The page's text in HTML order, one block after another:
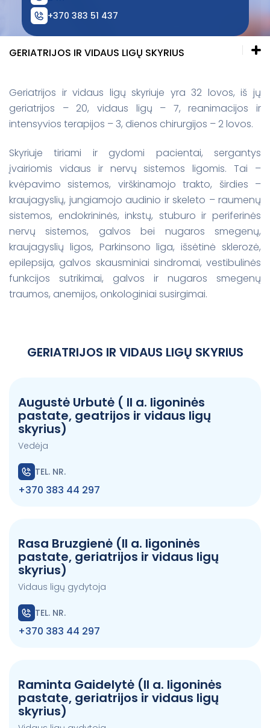
Ankstyvosios pagalbos teikimas
Fizinės medicinos ir reabilitacijos skyrius
Dantų protezavimo kabinetas
+370 383 51 437
GERIATRIJOS IR VIDAUS LIGŲ SKYRIUS
Geriatrijos ir vidaus ligų skyrius
Geriatrijos dienos stacionaras
Slaugos ir palaikomojo gydymo skyrius
Fizinės medicinos ir reabilitacijos skyrius
Dantų protezavimo kabinetas
Geriatrijos ir vidaus ligų skyriuje yra 32 lovos, iš jų
geriatrijos – 20, vidaus ligų – 7, reanimacijos ir
intensyvios terapijos – 3, dienos chirurgijos – 2 lovos.
Skyriuje tiriami ir gydomi pacientai, sergantys
įvairiomis vidaus ir nervų sistemos ligomis. Tai –
kvėpavimo sistemos, virškinamojo trakto, širdies –
kraujagyslių, jungiamojo audinio ir skeleto – raumenų
sistemos, endokrininės, inkstų, stuburo ir periferinės
nervų sistemos, galvos bei nugaros smegenų,
kraujagyslių ligos, Parkinsono liga, išsėtinė sklerozė,
epilepsija, galvos skausminiai sindromai, vestibulinės
funkcijos sutrikimai, galvos ir nugaros smegenų
traumos, anemijos, onkologiniai susirgimai.
GERIATRIJOS IR VIDAUS LIGŲ SKYRIUS
Augustė Urbutė ( II a. ligoninės
pastate, geatrijos ir vidaus ligų
skyrius)
Vedėja
TEL. NR.
+370 383 44 297
Rasa Bruzgienė (II a. ligoninės
pastate, geriatrijos ir vidaus ligų
skyrius)
Vidaus ligų gydytoja
TEL. NR.
+370 383 44 297
Raminta Gaidelytė (II a. ligoninės
pastate, geriatrijos ir vidaus ligų
skyrius)